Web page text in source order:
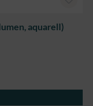
aquarell)